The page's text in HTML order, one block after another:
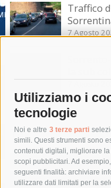
Utilizziamo i
tecnologie
Noi e altre 3 terze parti
simili. Questi strumenti sono
contenuti digitali, migliorare
scopi pubblicitari. Ad
seguenti finalità: archiviare
utilizzare dati limitati per la
Traffico
7 Agosto
Tag
acqua allerta meteo
area marina protetta di